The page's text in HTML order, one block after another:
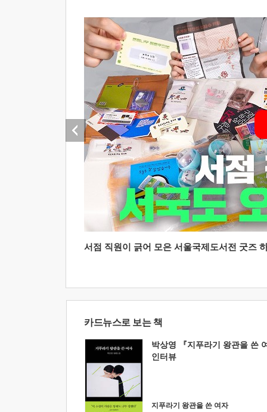
서점 직원이 긁어 모은 서울국제도서전 굿즈
카드뉴스로 보는 책
박상영 『지푸라기 왕관을 쓴
인터뷰
지푸라기 왕관을 쓴 여자